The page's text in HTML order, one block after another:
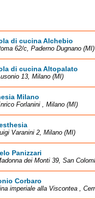
di cucina Alchebio
62/c, Paderno Dugnano (MI)
di cucina Altopalato
13, Milano (MI)
Milano
Forlanini , Milano (MI)
Varanini 2, Milano (MI)
Panizzari
dei Monti 39, San
Corbaro
imperiale alla Viscontea ,